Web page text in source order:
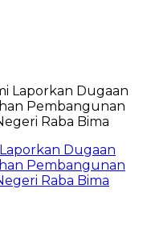
Dugaan
Pembangunan
Raba Bima